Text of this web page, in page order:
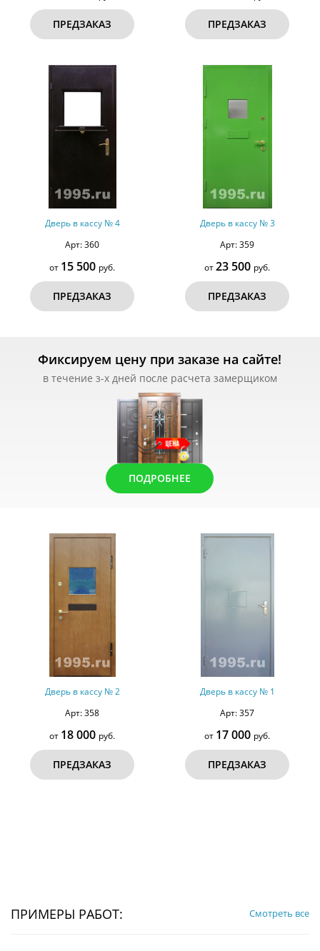
ПРЕДЗАКАЗ ПРЕДЗАКАЗ
Дверь в кассу № 4
Арт: 360
от 15 500 руб.
ПРЕДЗАКАЗ
Дверь в кассу № 3
Арт: 359
от23 500 руб.
ПРЕДЗАКАЗ
Фиксируем цену при заказе на сайте!
в течение з-х дней после расчета замерщиком
ПОДРОБНЕЕ
Дверь в кассу № 2
Арт: 358
от 18 000 руб.
ПРЕДЗАКАЗ
Дверь в кассу № 1
Арт: 357
от 17 000 руб.
ПРЕДЗАКАЗ
ПРИМЕРЫ РАБОТ: Смотреть все